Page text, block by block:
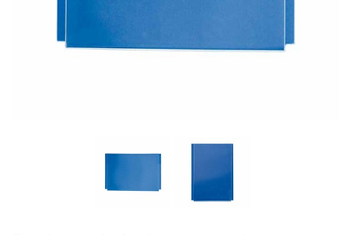
VERMELDING LEGALE